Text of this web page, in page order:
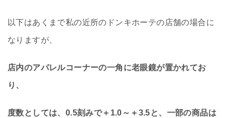
以下はあくまで私の近所のドンキホーテの店舗の場合に
なりますが、
店内のアパレルコーナーの一角に老眼鏡が置かれてお
り、
度数としては、0.5刻みで＋1.0～＋3.5と、一部の商品は